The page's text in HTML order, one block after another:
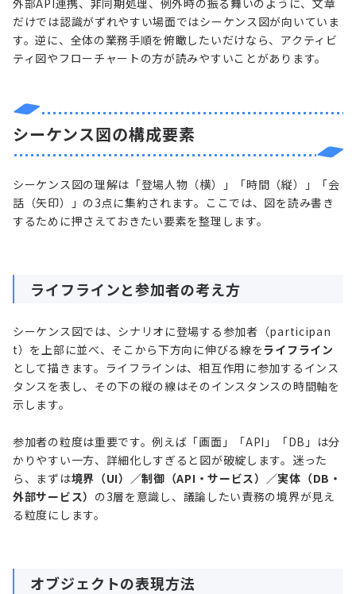
だけでは認識がずれやすい場面ではシーケンス図が向いていま
す。逆に、全体の業務手順を俯瞰したいだけなら、アクティビ
ティ図やフローチャートの方が読みやすいことがあります。
シーケンス図の構成要素
シーケンス図の理解は「登場人物（横）」「時間（縦）」「会
話（矢印）」の3点に集約されます。ここでは、図を読み書き
するために押さえておきたい要素を整理します。
ライフラインと参加者の考え方
シーケンス図では、シナリオに登場する参加者（participan
t）を上部に並べ、そこから下方向に伸びる線をライフライン
として描きます。ライフラインは、相互作用に参加するインス
タンスを表し、その下の縦の線はそのインスタンスの時間軸を
示します。
参加者の粒度は重要です。例えば「画面」「API」「DB」は分
かりやすい一方、詳細化しすぎると図が破綻します。迷った
ら、まずは境界（UI）／制御（API・サービス）／実体（DB・
外部サービス） の3層を意識し、議論したい責務の境界が見え
る粒度にします。
オブジェクトの表現方法